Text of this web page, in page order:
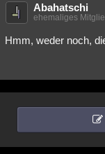
Abahatschi
ehemaliges
Hmm, weder noch,